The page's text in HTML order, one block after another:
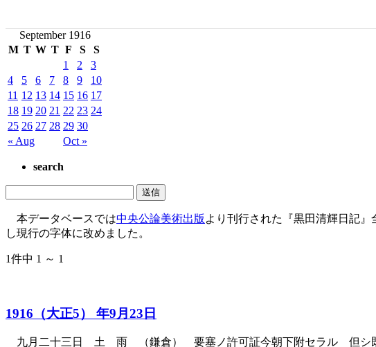
September 1916
M T W T F S S
« Aug Oct »
1 2
3
4
5 6 7 8 9
10
11 12 13 14 15 16 17
18 19 20 21 22 23 24
25 26 27 28 29 30
search
本データベースでは中央公論美術出版 より刊行された『黒田清輝日記
し現行の字体に改めました。
1件中 1 ～ 1
1916（大正5） 年9月23日
九月二十三日 土 雨 （鎌倉） 要塞ノ許可証今朝下附セラル 但シ既